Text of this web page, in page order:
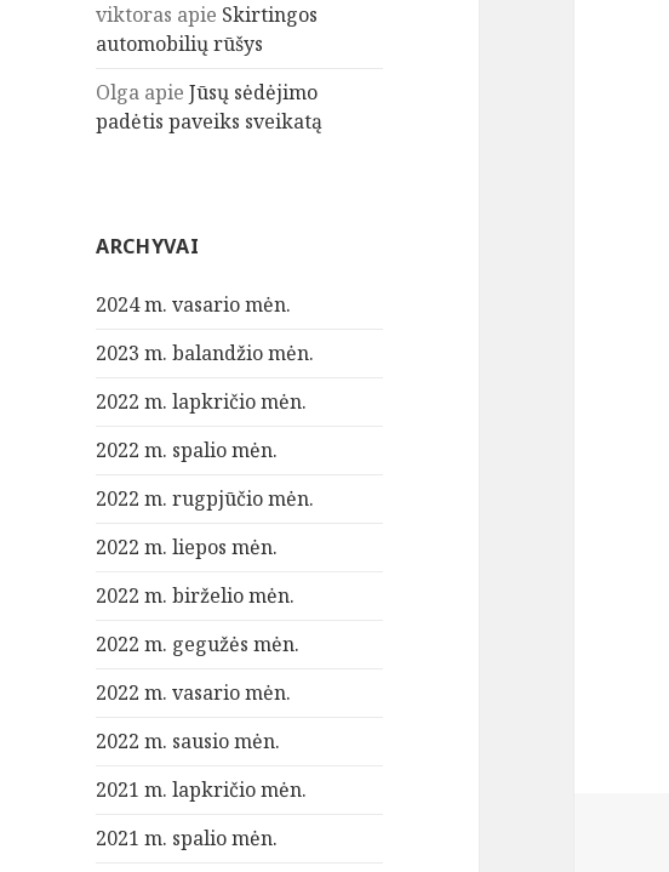
viktoras apie Skirtingos
automobilių rūšys
Olga apieJūsų sėdėjimo
padėtis paveiks sveikatą
ARCHYVAI
2024 m. vasario mėn.
2023 m. balandžio mėn.
2022 m. lapkričio mėn.
2022 m. spalio mėn.
2022 m. rugpjūčio mėn.
2022 m. liepos mėn.
2022 m. birželio mėn.
2022 m. gegužės mėn.
2022 m. vasario mėn.
2022 m. sausio mėn.
2021 m. lapkričio mėn.
2021 m. spalio mėn.